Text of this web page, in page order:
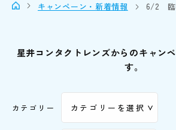
キャンペーン・新着情報 6/2 臨
星井コンタクトレンズからのキャン
す。
カテゴリー